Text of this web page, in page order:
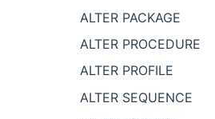
ALTER PACKAGE
ALTER PROCEDURE
ALTER PROFILE
ALTER SEQUENCE